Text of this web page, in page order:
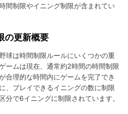
間制限やイニング制限が含まれてい
の更新概要
球は時間制限ルールにいくつかの重
ームは現在、通常約2時間の時間制限
合理的な時間内にゲームを完了でき
、プレイできるイニングの数に制限
分で6イニングに制限されています。